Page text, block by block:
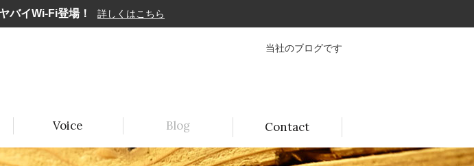
バイWi-Fi登場！ 詳しくはこちら
当社のブログです
Voice Blog Contact